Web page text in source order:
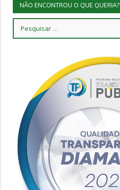
NÃO ENCONTROU O QUE QUERIA?